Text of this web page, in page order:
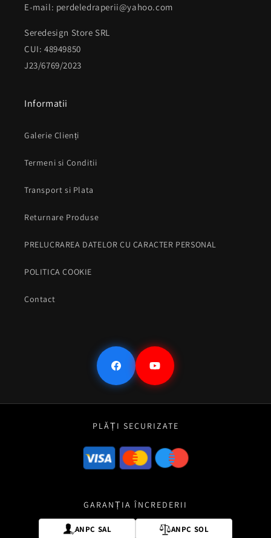
E-mail: perdeledraperii@yahoo.com
Seredesign Store SRL
CUI: 48949850
J23/6769/2023
Informatii
Galerie Clienți
Termeni si Conditii
Transport si Plata
Returnare Produse
PRELUCRAREA DATELOR CU CARACTER PERSONAL
POLITICA COOKIE
Contact
FacebookYouTube
PLĂȚI SECURIZATE
GARANȚIA ÎNCREDERII
ANPC SAL ANPC SOL